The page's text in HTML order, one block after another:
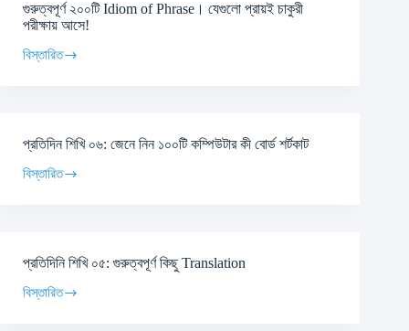
গুরুত্বপূর্ণ ২০০টি Idiom of Phrase। যেগুলো প্রায়ই চাকুরী
পরীক্ষায় আসে!
বিস্তারিত
প্রতিদিন শিখি ০৬: জেনে নিন ১০০টি কম্পিউটার কী বোর্ড শর্টকাট
বিস্তারিত
প্রতিদিনি শিখি ০৫: গুরুত্বপূর্ণ কিছু Translation
বিস্তারিত